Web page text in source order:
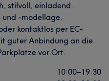
stilvoll, einladend.
und -modellage.
kontaktlos per EC-
guter Anbindung an die
vor Ort.
10:00–19:30